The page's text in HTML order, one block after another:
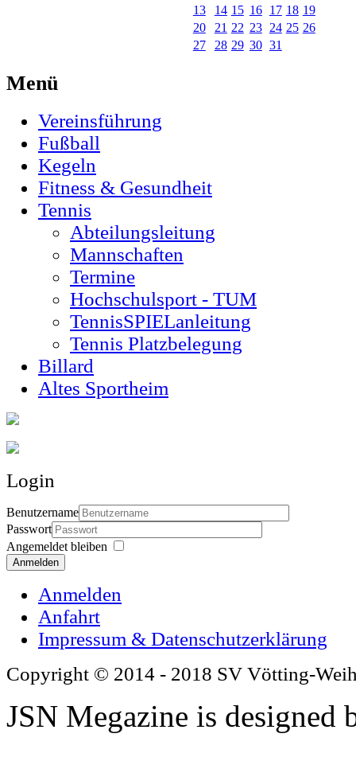
13
14 15 16 17 18 19
20
21 22 23 24 25 26
27
28 29 30 31
Menü
Vereinsführung
Fußball
Kegeln
Fitness & Gesundheit
Tennis
Abteilungsleitung
Mannschaften
Termine
Hochschulsport - TUM
TennisSPIELanleitung
Tennis Platzbelegung
Billard
Altes Sportheim
Login
Benutzername
Passwort
Angemeldet bleiben
Anmelden
Anmelden
Anfahrt
Impressum & Datenschutzerklärung
Copyright © 2014 - 2018 SV Vötting-
JSN Megazine is designed